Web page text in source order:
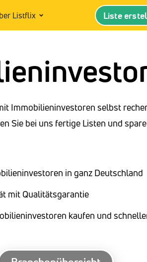
Listflix Liste
Immobilieninvestoren selbst
Sie bei uns fertige Listen und
in ganz Deutschland
mit Qualitätsgarantie
kaufen und